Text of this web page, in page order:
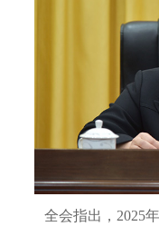
全会指出，2025